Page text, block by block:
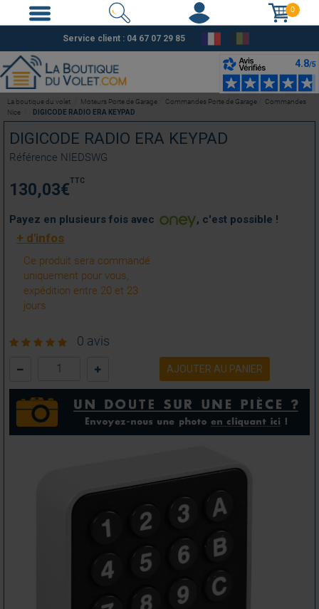
0
Service client : 04 67 07 29 85
DIGICODE RADIO ERA KEYPAD
Référence NIEDSWG
130,03€TTC
Payez en plusieurs fois avec , c'est possible !
+ d'infos
Ce produit sera commandé
uniquement pour vous,
expédition entre 20 et 23
jours
0 avis
AJOUTER AU PANIER
La boutique du volet Moteurs Porte de Garage Commandes Porte de Garage
Commandes
Nice
DIGICODE RADIO ERA KEYPAD